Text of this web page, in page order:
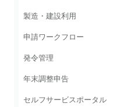
製造・建設利用
申請ワークフロー
発令管理
年末調整申告
セルフサービスポータル